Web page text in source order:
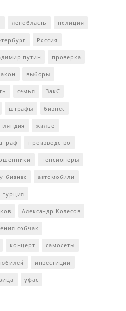
ленобласть полиция
Россия
путин проверка
выборы
семья ЗакС
штрафы бизнес
жильё
производство
пенсионеры
бизнес автомобили
турция
Александр Колесов
собчак
концерт самолеты
юбилей инвестиции
уфас